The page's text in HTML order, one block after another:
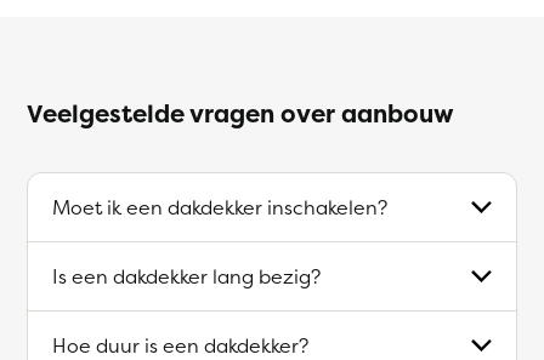
Veelgestelde vragen over aanbouw
Moet ik een dakdekker inschakelen?
Is een dakdekker lang bezig?
Hoe duur is een dakdekker?